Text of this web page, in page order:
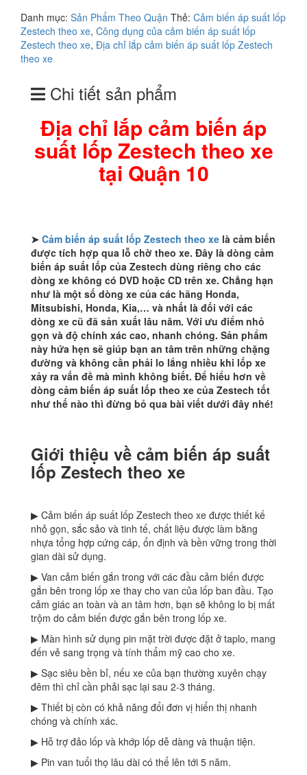
cảm
biến
áp
suất
Zestech
theo
Quận
Danh mục: Sản Phẩm Theo Quận Thẻ: Cảm biến áp suất lốp
Zestech theo xe, Công dụng của cảm biến áp suất lốp
Zestech theo xe, Địa chỉ lắp cảm biến áp suất lốp Zestech
theo xe
Chi tiết sản phẩm
Địa chỉ lắp cảm biến áp
suất lốp Zestech theo xe
tại Quận 10
➤ Cảm biến áp suất lốp Zestech theo xe là cảm biến
được tích hợp qua lỗ chờ theo xe. Đây là dòng cảm
biến áp suất lốp của Zestech dùng riêng cho các
dòng xe không có DVD hoặc CD trên xe. Chẳng hạn
như là một số dòng xe của các hãng Honda,
Mitsubishi, Honda, Kia,… và nhất là đối với các
dòng xe cũ đã sản xuất lâu năm. Với ưu điểm nhỏ
gọn và độ chính xác cao, nhanh chóng. Sản phẩm
này hứa hẹn sẽ giúp bạn an tâm trên những chặng
đường và không cần phải lo lắng nhiều khi lốp xe
xảy ra vấn đề mà mình không biết. Để hiểu hơn về
dòng cảm biến áp suất lốp theo xe của Zestech tốt
như thế nào thì đừng bỏ qua bài viết dưới đây nhé!
Giới thiệu về cảm biến áp suất
lốp Zestech theo xe
▶ Cảm biến áp suất lốp Zestech theo xe được thiết kế
nhỏ gọn, sắc sảo và tinh tế, chất liệu được làm bằng
nhựa tổng hợp cứng cáp, ổn định và bền vững trong thời
gian dài sử dụng.
▶ Van cảm biến gắn trong với các đầu cảm biến được
gắn bên trong lốp xe thay cho van của lốp ban đầu. Tạo
cảm giác an toàn và an tâm hơn, bạn sẽ không lo bị mất
trộm do cảm biến được gắn bên trong lốp xe.
▶ Màn hình sử dụng pin mặt trời được đặt ở taplo, mang
đến vẻ sang trọng và tính thẩm mỹ cao cho xe.
▶ Sạc siêu bền bỉ, nếu xe của bạn thường xuyên chạy
đêm thì chỉ cần phải sạc lại sau 2-3 tháng.
▶ Thiết bị còn có khả năng đổi đơn vị hiển thị nhanh
chóng và chính xác.
▶ Hỗ trợ đảo lốp và khớp lốp dễ dàng và thuận tiện.
▶ Pin van tuổi thọ lâu dài có thể lên tới 5 năm.